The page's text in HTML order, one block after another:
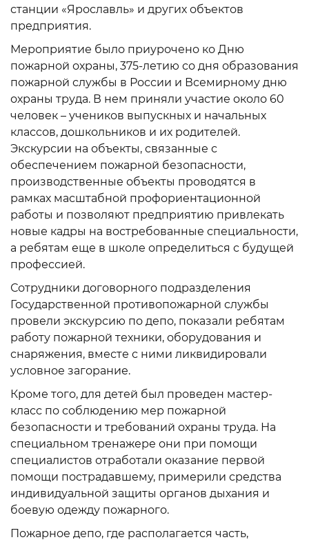
станции «Ярославль» и других объектов
предприятия.
Мероприятие было приурочено ко Дню
пожарной охраны, 375-летию со дня образования
пожарной службы в России и Всемирному дню
охраны труда. В нем приняли участие около 60
человек – учеников выпускных и начальных
классов, дошкольников и их родителей.
Экскурсии на объекты, связанные с
обеспечением пожарной безопасности,
производственные объекты проводятся в
рамках масштабной профориентационной
работы и позволяют предприятию привлекать
новые кадры на востребованные специальности,
а ребятам еще в школе определиться с будущей
профессией.
Сотрудники договорного подразделения
Государственной противопожарной службы
провели экскурсию по депо, показали ребятам
работу пожарной техники, оборудования и
снаряжения, вместе с ними ликвидировали
условное загорание.
Кроме того, для детей был проведен мастер-
класс по соблюдению мер пожарной
безопасности и требований охраны труда. На
специальном тренажере они при помощи
специалистов отработали оказание первой
помощи пострадавшему, примерили средства
индивидуальной защиты органов дыхания и
боевую одежду пожарного.
Пожарное депо, где располагается часть,